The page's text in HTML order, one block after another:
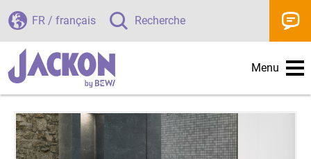
Menu
FR / français Recherche